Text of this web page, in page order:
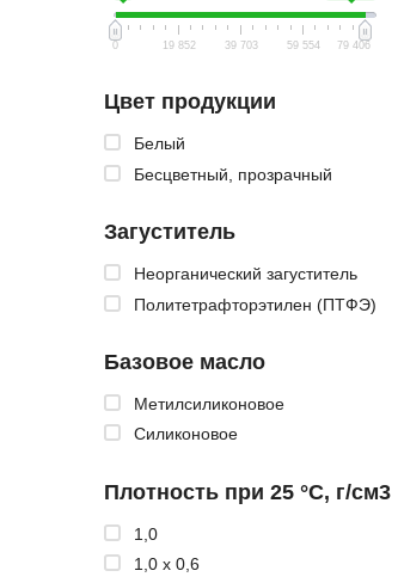
0 19 852 39 703 59 554 79 406
Цвет продукции
Белый
Бесцветный, прозрачный
Загуститель
Неорганический загуститель
Политетрафторэтилен (ПТФЭ)
Базовое масло
Метилсиликоновое
Силиконовое
Плотность при 25 °С, г/см3
1,0
1,0 x 0,6